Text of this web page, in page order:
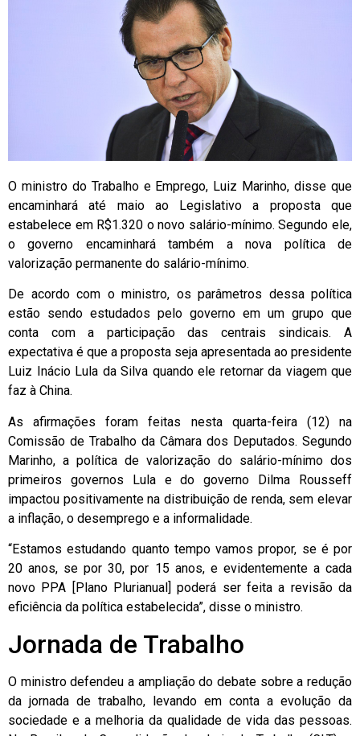
O ministro do Trabalho e Emprego, Luiz Marinho, disse que
encaminhará até maio ao Legislativo a proposta que
estabelece em R$1.320 o novo salário-mínimo. Segundo ele,
o governo encaminhará também a nova política de
valorização permanente do salário-mínimo.
De acordo com o ministro, os parâmetros dessa política
estão sendo estudados pelo governo em um grupo que
conta com a participação das centrais sindicais. A
expectativa é que a proposta seja apresentada ao presidente
Luiz Inácio Lula da Silva quando ele retornar da viagem que
faz à China.
As afirmações foram feitas nesta quarta-feira (12) na
Comissão de Trabalho da Câmara dos Deputados. Segundo
Marinho, a política de valorização do salário-mínimo dos
primeiros governos Lula e do governo Dilma Rousseff
impactou positivamente na distribuição de renda, sem elevar
a inflação, o desemprego e a informalidade.
“Estamos estudando quanto tempo vamos propor, se é por
20 anos, se por 30, por 15 anos, e evidentemente a cada
novo PPA [Plano Plurianual] poderá ser feita a revisão da
eficiência da política estabelecida”, disse o ministro.
Jornada de Trabalho
O ministro defendeu a ampliação do debate sobre a redução
da jornada de trabalho, levando em conta a evolução da
sociedade e a melhoria da qualidade de vida das pessoas.